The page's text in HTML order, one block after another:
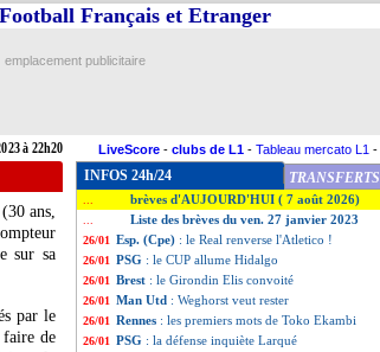
à 22h20
Français et Etranger
emplacement publicitaire
LiveScore - clubs de L1 - Tableau mercato L1 -
ans,
sur sa
par le
de
INFOS 24h/24 TRANSFERTS
brèves d'AUJOURD'HUI ( 7 août 2026)
Liste des brèves du ven. 27 janvier 2023
26/01 Esp. (Cpe) : le Real renverse l'Atletico !
26/01 PSG : le CUP allume Hidalgo
26/01 Brest : le Girondin Elis convoité
26/01 Man Utd : Weghorst veut rester
26/01 Rennes : les premiers mots de Toko Ekambi
26/01 PSG : la défense inquiète Larqué